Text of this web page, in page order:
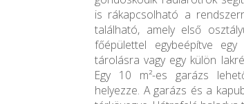
is rákapcsolható a
található, amely első
főépülettel egybeépítve
tárolásra vagy egy külön
Egy 10 m²-es garázs
helyezze. A garázs és a